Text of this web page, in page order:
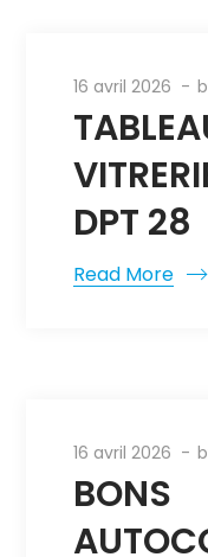
16 avril 2026
DPT 28
Read More
16 avril 2026
BONS